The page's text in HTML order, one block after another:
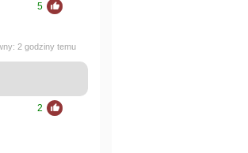
5
2 godziny temu
2